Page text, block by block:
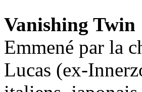
Vanishing Twin
Emmené par la
Lucas (ex-